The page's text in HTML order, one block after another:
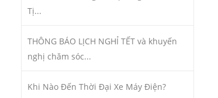
Tị...
THÔNG BÁO LỊCH NGHỈ TẾT và khuyến
nghị chăm sóc...
Khi Nào Đến Thời Đại Xe Máy Điện?